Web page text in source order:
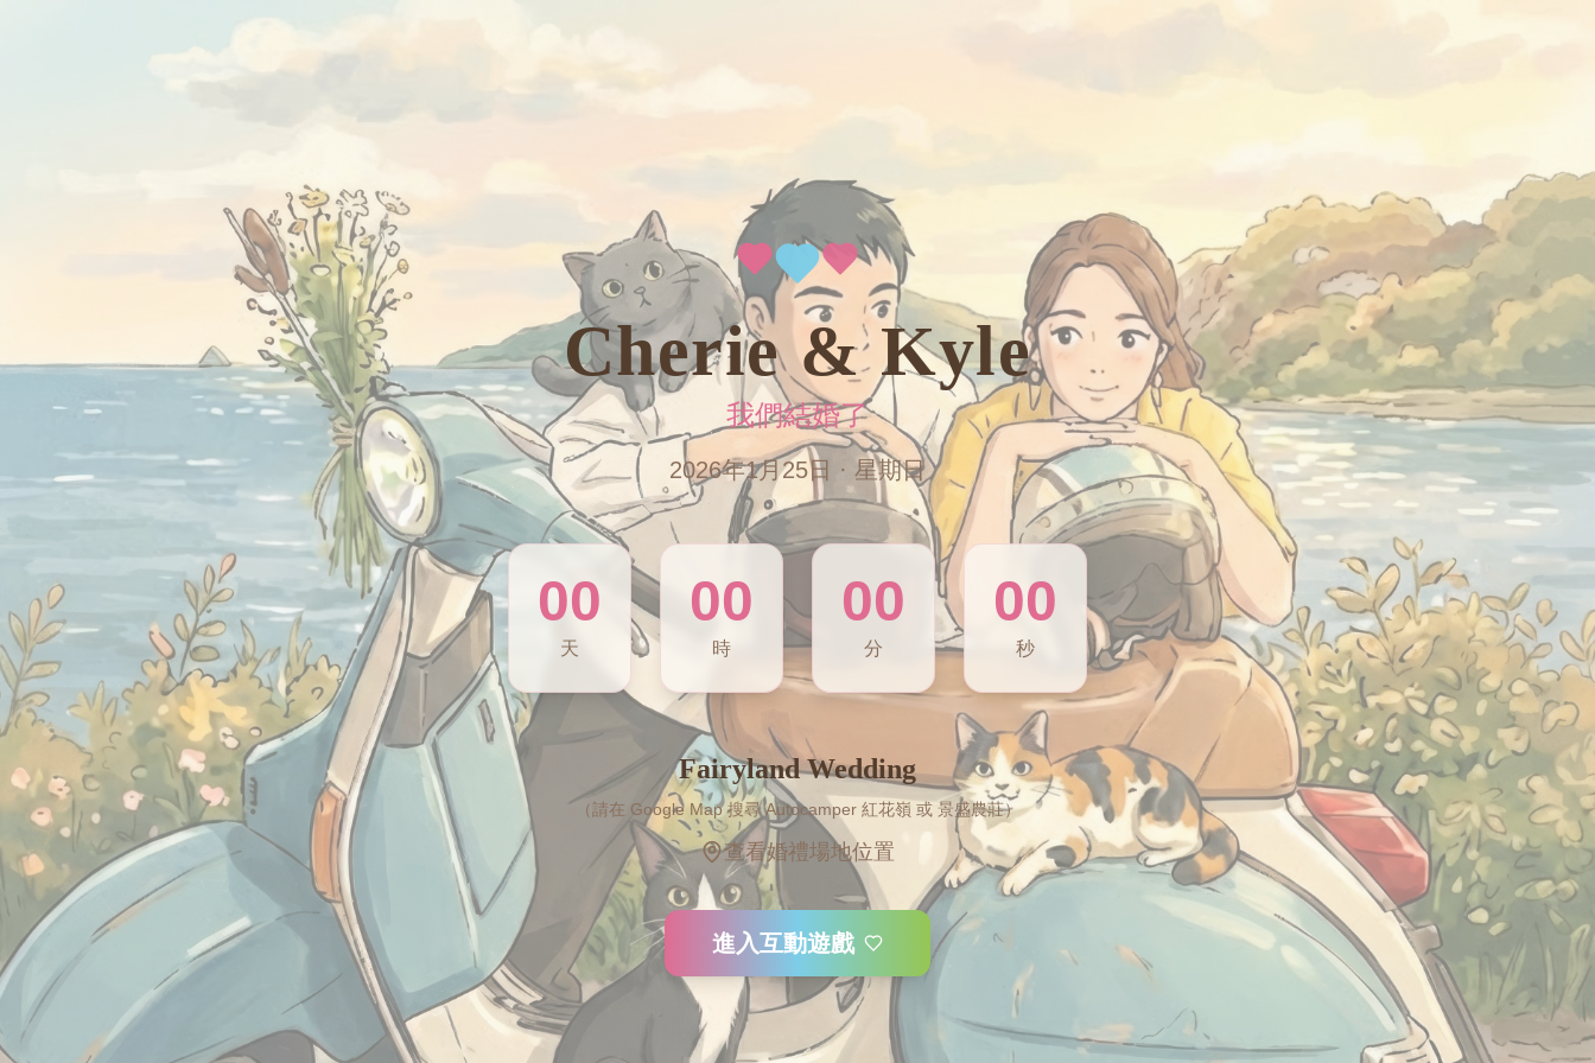
Cherie & Kyle
我們結婚了
2026年1月25日 · 星期日
00
天
00
時
00
分
00
秒
Fairyland Wedding
（請在 Google Map 搜尋 Autocamper 紅花嶺 或 景盛農莊）
查看婚禮場地位置
進入互動遊戲